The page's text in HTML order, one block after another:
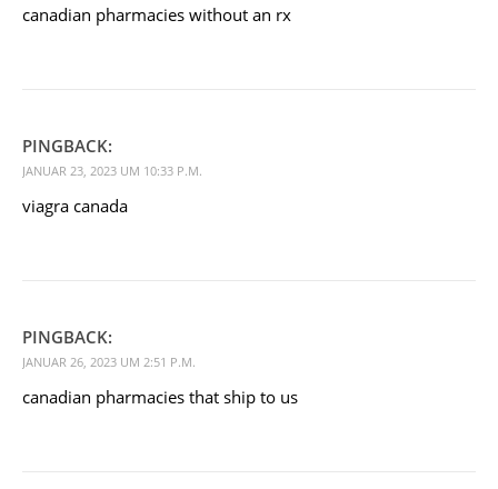
canadian pharmacies without an rx
PINGBACK:
JANUAR 23, 2023 UM 10:33 P.M.
viagra canada
PINGBACK:
JANUAR 26, 2023 UM 2:51 P.M.
canadian pharmacies that ship to us